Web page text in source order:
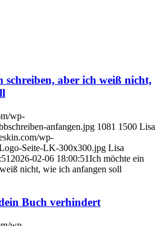
schreiben, aber ich weiß nicht,
wp-
anfangen.jpg 1081 1500 Lisa
wp-
Seite-LK-300x300.jpg Lisa
2026-02-06 18:00:51Ich möchte ein
nicht, wie ich anfangen soll
Buch verhindert